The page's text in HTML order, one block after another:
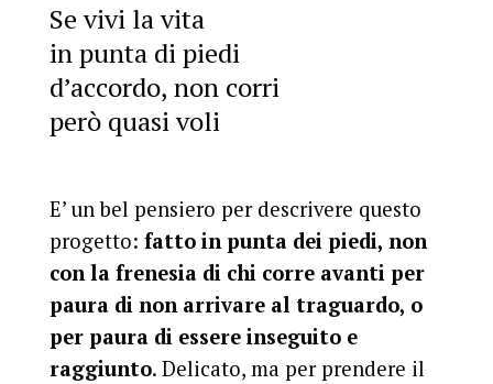
Se vivi la vita
in punta di piedi
d’accordo, non corri
però quasi voli
E’ un bel pensiero per descrivere questo
progetto: fatto in punta dei piedi, non
con la frenesia di chi corre avanti per
paura di non arrivare al traguardo, o
per paura di essere inseguito e
raggiunto. Delicato, ma per prendere il